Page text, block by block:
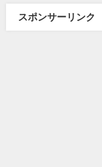
スポンサーリンク